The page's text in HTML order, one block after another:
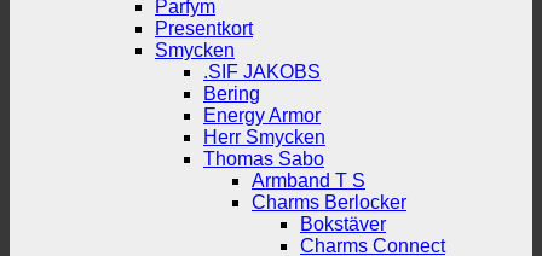
Parfym
Presentkort
Smycken
.SIF JAKOBS
Bering
Energy Armor
Herr Smycken
Thomas Sabo
Armband T S
Charms Berlocker
Bokstäver
Charms Connect